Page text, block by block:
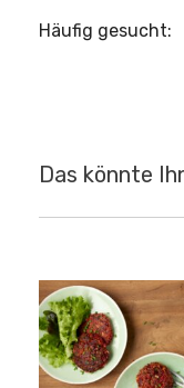
Häufig gesucht:
Das könnte